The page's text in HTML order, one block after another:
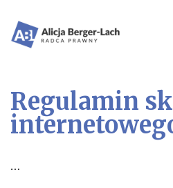
Regulamin
…